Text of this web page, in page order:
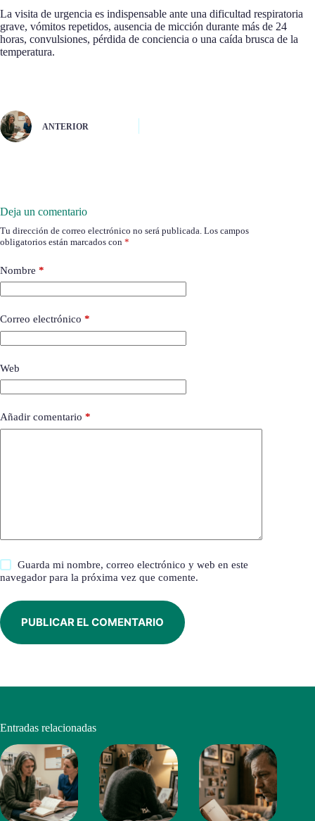
La visita de urgencia es indispensable ante una dificultad respiratoria
grave, vómitos repetidos, ausencia de micción durante más de 24
horas, convulsiones, pérdida de conciencia o una caída brusca de la
temperatura.
ANTERIOR
Deja un comentario
Tu dirección de correo electrónico no será publicada. Los campos
obligatorios están marcados con *
Nombre *
Correo electrónico *
Web
Añadir comentario *
Guarda mi nombre, correo electrónico y web en este
navegador para la próxima vez que comente.
PUBLICAR EL COMENTARIO
Entradas relacionadas